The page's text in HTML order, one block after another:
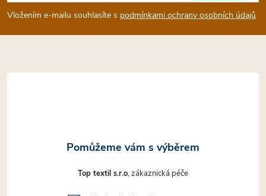
p
a
t
Vložením e-mailu souhlasíte s podmínkami ochrany osobních údajů
Top textil s.r.o